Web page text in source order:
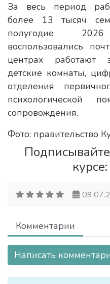
За весь период
более 13 тысяч
полугодие
воспользовались
центрах работают
детские комнаты,
отделения
психологической
сопровождения.
Фото: правительство
курсе:
Комментарии
Написать